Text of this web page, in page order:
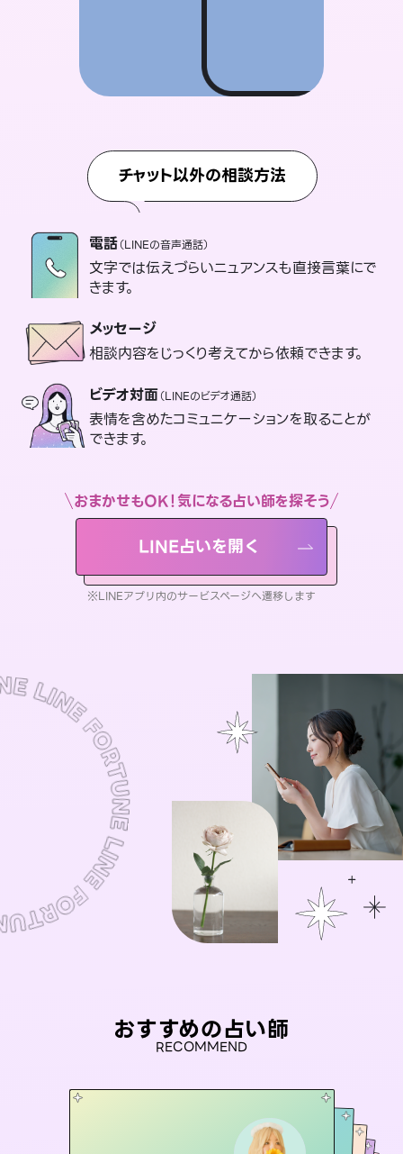
チャット以外の相談方法
電話（LINEの音声通話）
文字では伝えづらいニュアンスも直接言葉にで
きます。
メッセージ
相談内容をじっくり考えてから依頼できます。
ビデオ対面（LINEのビデオ通話）
表情を含めたコミュニケーションを取ることが
できます。
おまかせもOK！気になる占い師を探そう
LINE占いを開く
※LINEアプリ内のサービスページへ遷移します
おすすめの占い師
RECOMMEND